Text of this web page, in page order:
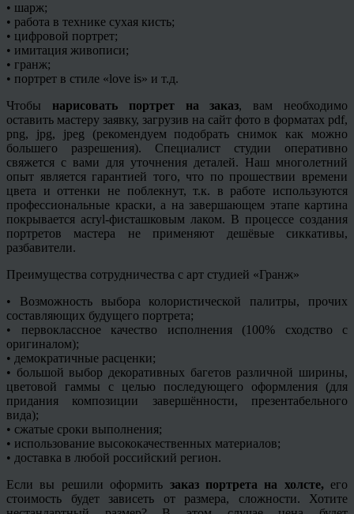
• шарж;
• работа в технике сухая кисть;
• цифровой портрет;
• имитация живописи;
• гранж;
• портрет в стиле «love is» и т.д.
Чтобы нарисовать портрет на заказ, вам необходимо
оставить мастеру заявку, загрузив на сайт фото в форматах pdf,
png, jpg, jpeg (рекомендуем подобрать снимок как можно
большего разрешения). Специалист студии оперативно
свяжется с вами для уточнения деталей. Наш многолетний
опыт является гарантией того, что по прошествии времени
цвета и оттенки не поблекнут, т.к. в работе используются
профессиональные краски, а на завершающем этапе картина
покрывается acryl-фисташковым лаком. В процессе создания
портретов мастера не применяют дешёвые сиккативы,
разбавители.
Преимущества сотрудничества с арт студией «Гранж»
• Возможность выбора колористической палитры, прочих
составляющих будущего портрета;
• первоклассное качество исполнения (100% сходство с
оригиналом);
• демократичные расценки;
• большой выбор декоративных багетов различной ширины,
цветовой гаммы с целью последующего оформления (для
придания композиции завершённости, презентабельного
вида);
• сжатые сроки выполнения;
• использование высококачественных материалов;
• доставка в любой российский регион.
Если вы решили оформить заказ портрета на холсте, его
стоимость будет зависеть от размера, сложности. Хотите